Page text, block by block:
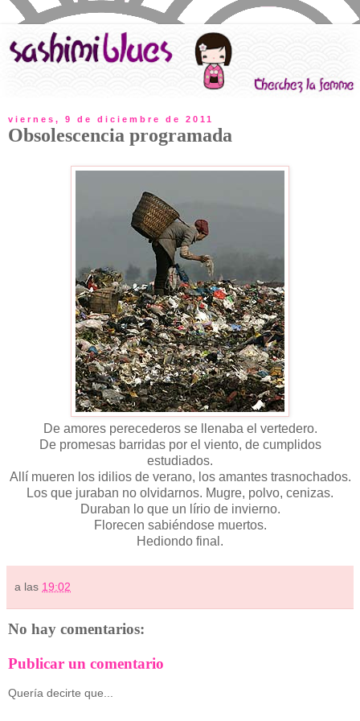
viernes, 9 de diciembre de 2011
Obsolescencia programada
De amores perecederos se llenaba el vertedero.
De promesas barridas por el viento, de cumplidos
estudiados.
Allí mueren los idilios de verano, los amantes trasnochados.
Los que juraban no olvidarnos. Mugre, polvo, cenizas.
Duraban lo que un lírio de invierno.
Florecen sabiéndose muertos.
Hediondo final.
a las 19:02
No hay comentarios:
Publicar un comentario
Quería decirte que...